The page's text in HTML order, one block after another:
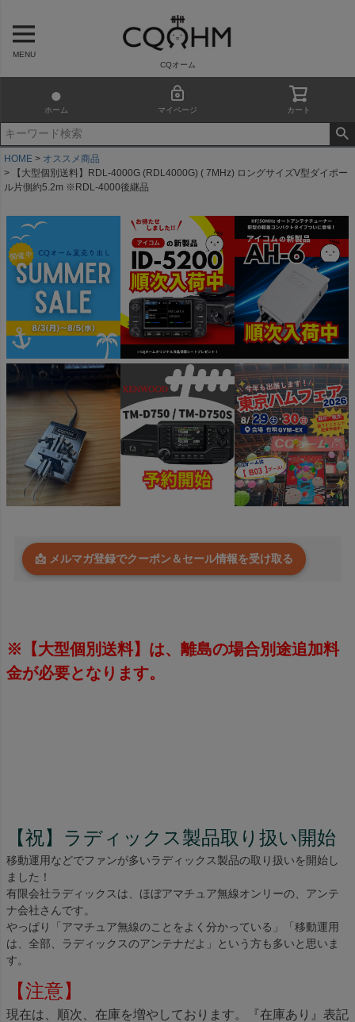
MENU
CQオーム
ホーム マイページ カート
HOME
オススメ商品
【大型個別送料】RDL-4000G (RDL4000G) ( 7MHz) ロングサイズV型ダイポー
ル片側約5.2m ※RDL-4000後継品
📩 メルマガ登録でクーポン＆セール情報を受け取る
※【大型個別送料】は、離島の場合別途追加料
金が必要となります。
【祝】ラディックス製品取り扱い開始
移動運用などでファンが多いラディックス製品の取り扱いを開始し
ました！
有限会社ラディックスは、ほぼアマチュア無線オンリーの、アンテ
ナ会社さんです。
やっぱり「アマチュア無線のことをよく分かっている」「移動運用
は、全部、ラディックスのアンテナだよ」という方も多いと思いま
す。
【注意】
現在は、順次、在庫を増やしております。『在庫あり』表記